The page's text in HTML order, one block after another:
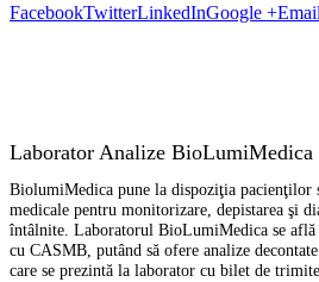
FacebookTwitterLinkedInGoogle +Email
Laborator Analize BioLumiMedica
BiolumiMedica pune la dispoziţia pacienţilor
medicale pentru monitorizare, depistarea şi
întâlnite. Laboratorul BioLumiMedica se află
cu CASMB, putând să ofere analize
care se prezintă la laborator cu bilet de